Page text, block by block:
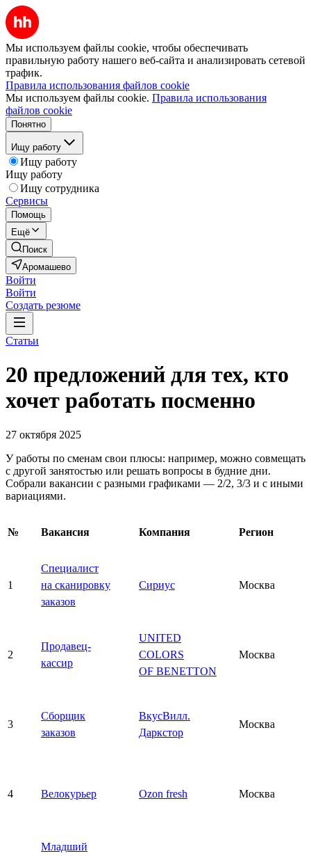
Мы используем файлы cookie, чтобы обеспечивать
правильную работу нашего веб-сайта и анализировать сетевой
трафик.
Правила использования файлов cookie
Мы используем файлы cookie. Правила использования
файлов cookie
Понятно
Ищу работу
Ищу работу
Ищу работу
Ищу сотрудника
Сервисы
Помощь
Ещё
Поиск
Аромашево
Войти
Войти
Создать резюме
Статьи
20 предложений для тех, кто
хочет работать посменно
27 октября 2025
У работы по сменам свои плюсы: например, можно совмещать
с другой занятостью или решать вопросы в будние дни.
Собрали вакансии с разными графиками — 2/2, 3/3 и с иными
вариациями.
№ Вакансия Компания Регион
1
Специалист
на сканировку
заказов
Сириус Москва
2
Продавец-
кассир
UNITED
COLORS
OF BENETTON
Москва
3
Сборщик
заказов
ВкусВилл.
Даркстор
Москва
4 Велокурьер Ozon fresh Москва
Младший